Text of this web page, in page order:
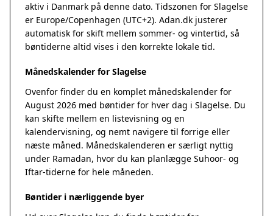
aktiv i Danmark på denne dato. Tidszonen for Slagelse
er Europe/Copenhagen (UTC+2). Adan.dk justerer
automatisk for skift mellem sommer- og vintertid, så
bøntiderne altid vises i den korrekte lokale tid.
Månedskalender for Slagelse
Ovenfor finder du en komplet månedskalender for
August 2026 med bøntider for hver dag i Slagelse. Du
kan skifte mellem en listevisning og en
kalendervisning, og nemt navigere til forrige eller
næste måned. Månedskalenderen er særligt nyttig
under Ramadan, hvor du kan planlægge Suhoor- og
Iftar-tiderne for hele måneden.
Bøntider i nærliggende byer